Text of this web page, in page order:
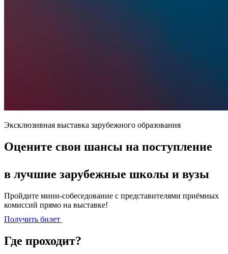
Эксклюзивная выставка зарубежного образования
Оцените свои шансы на поступление
в лучшие зарубежные школы и вузы
Пройдите мини-собеседование с представителями приёмных
комиссий прямо на выставке!
Получить билет
Где проходит?